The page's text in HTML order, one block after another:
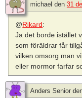
michael den 31
@Rikard:
Ja det borde istället
som föräldrar får
vilken omsorg man
eller mormor farfar
Anders Senior